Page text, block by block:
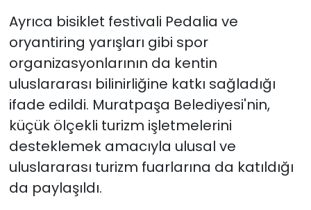
Ayrıca bisiklet festivali Pedalia ve
oryantiring yarışları gibi spor
organizasyonlarının da kentin
uluslararası bilinirliğine katkı sağladığı
ifade edildi. Muratpaşa Belediyesi'nin,
küçük ölçekli turizm işletmelerini
desteklemek amacıyla ulusal ve
uluslararası turizm fuarlarına da katıldığı
da paylaşıldı.